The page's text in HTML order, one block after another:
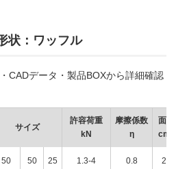
状：ワッフル
CADデータ・製品BOXから詳細確認
サイズ
許容荷重
kN
摩擦係数
η
面積
cm2
50 50 25 1.3-4 0.8 25